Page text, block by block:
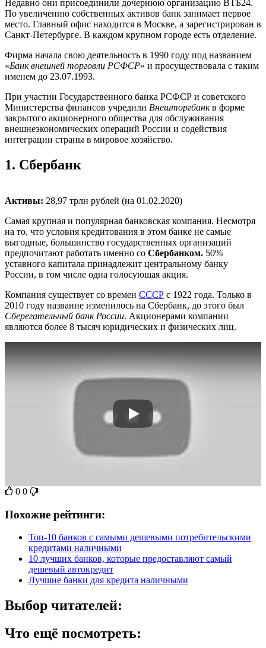
Недавно они присоединили дочернюю организацию ВТБ24.
По увеличению собственных активов банк занимает первое
место. Главный офис находится в Москве, а зарегистрирован в
Санкт-Петербурге. В каждом крупном городе есть отделение.
Фирма начала свою деятельность в 1990 году под названием
«Банк внешней торговли РСФСР» и просуществовала с таким
именем до 23.07.1993.
При участии Государственного банка РСФСР и советского
Министерства финансов учредили Внешторгбанкв форме
закрытого акционерного общества для обслуживания
внешнеэкономических операций России и содействия
интеграции страны в мировое хозяйство.
1. Сбербанк
Активы: 28,97 трлн рублей (на 01.02.2020)
Самая крупная и популярная банковская компания. Несмотря
на то, что условия кредитования в этом банке не самые
выгодные, большинство государственных организаций
предпочитают работать именно со Сбербанком. 50%
уставного капитала принадлежит центральному банку
России, в том числе одна голосующая акция.
Компания существует со времен СССР с 1922 года. Только в
2010 году название изменилось на Сбербанк, до этого был
Сберегательный банк России. Акционерами компании
являются более 8 тысяч юридических и физических лиц.
0 0
Похожие рейтинги:
Топ-10 банков с самыми дешевыми потребительскими
кредитами наличными
10 лучших банков, которые предоставляют самый
дешевый автокредит
Лучшие банки для кредита наличными
Выбор читателей:
Что ещё посмотреть: